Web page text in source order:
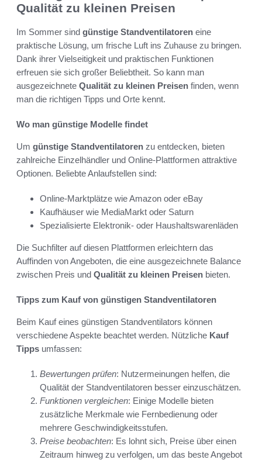
Qualität zu kleinen Preisen
Im Sommer sind günstige Standventilatoren eine
praktische Lösung, um frische Luft ins Zuhause zu bringen.
Dank ihrer Vielseitigkeit und praktischen Funktionen
erfreuen sie sich großer Beliebtheit. So kann man
ausgezeichnete Qualität zu kleinen Preisen finden, wenn
man die richtigen Tipps und Orte kennt.
Wo man günstige Modelle findet
Um günstige Standventilatoren zu entdecken, bieten
zahlreiche Einzelhändler und Online-Plattformen attraktive
Optionen. Beliebte Anlaufstellen sind:
Online-Marktplätze wie Amazon oder eBay
Kaufhäuser wie MediaMarkt oder Saturn
Spezialisierte Elektronik- oder Haushaltswarenläden
Die Suchfilter auf diesen Plattformen erleichtern das
Auffinden von Angeboten, die eine ausgezeichnete Balance
zwischen Preis und Qualität zu kleinen Preisen bieten.
Tipps zum Kauf von günstigen Standventilatoren
Beim Kauf eines günstigen Standventilators können
verschiedene Aspekte beachtet werden. Nützliche Kauf
Tipps umfassen:
Bewertungen prüfen: Nutzermeinungen helfen, die
Qualität der Standventilatoren besser einzuschätzen.
Funktionen vergleichen: Einige Modelle bieten
zusätzliche Merkmale wie Fernbedienung oder
mehrere Geschwindigkeitsstufen.
Preise beobachten: Es lohnt sich, Preise über einen
Zeitraum hinweg zu verfolgen, um das beste Angebot